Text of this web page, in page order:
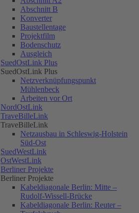
Abschnitt B
Konverter
Baustellentage
Projektfilm
Bodenschutz
Ausgleich
SuedOstLink Plus
SuedOstLink Plus
Netzverknüpfungspunkt
Mühlenbeck
Arbeiten vor Ort
NordOstLink
TraveBilleLink
TraveBilleLink
Netzausbau in Schleswig-Holstein
Süd-Ost
SuedWestLink
OstWestLink
Berliner Projekte
Berliner Projekte
Kabeldiagonale Berlin: Mitte –
Rudolf-Wissell-Brücke
Kabeldiagonale Berlin: Reuter –